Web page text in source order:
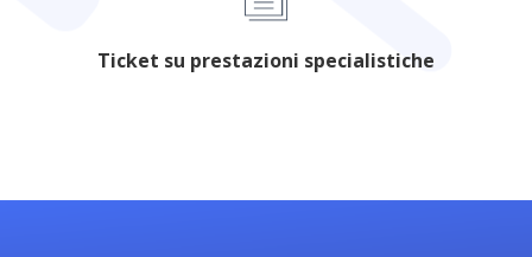
Ticket su prestazioni specialistiche